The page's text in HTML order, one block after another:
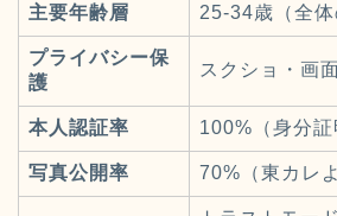
主要年齢層 25-34歳（全体
プライバシー保
護
スクショ・画
本人認証率 100%（身分証
写真公開率 70%（東カレ